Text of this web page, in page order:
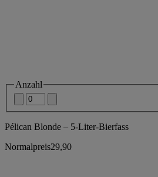
Anzahl
Pélican Blonde – 5-Liter-Bierfass
Normalpreis29,90